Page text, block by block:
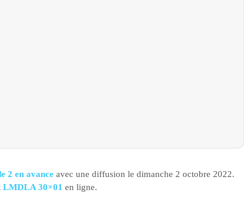
2 en avance avec une diffusion le dimanche 2 octobre 2022.
LMDLA 30×01 en ligne.